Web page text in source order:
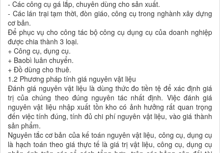
- Các công cụ gá lắp, chuyên dùng cho sản xuất.
- Các lán trại tạm thời, đòn giáo, công cụ trong nghành xây dựng
cơ bản.
Để phục vụ cho công tác bộ công cụ dụng cụ của doanh nghiệp
được chia thành 3 loại.
+ Công cụ, dụng cụ.
+ Baobì luân chuyển.
+ Đồ dùng cho thuê.
1.2 Phương pháp tính giá nguyên vật liệu
Đánh giá nguyên vật liệu là dùng thức đo tiền tệ để xác định giá
trị của chúng theo đúng nguyên tác nhất định. Việc đánh giá
nguyên vật liệu nhập xuất tồn kho có ảnh hưởng rất quan trọng
đến việc tính đúng, tính đủ chi phí nguyên vật liệu, vào giá thành
sản phẩm.
Nguyên tắc cơ bản của kế toán nguyên vật liệu, công cụ, dụng cụ
là hạch toán theo giá thực tế là giá trị vật liệu, công cụ, dụng cụ